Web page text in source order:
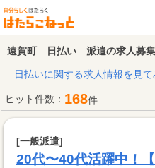
遠賀町 日払い 派遣の求人募集
日払いに関する求人情報を見て
ヒット件数： 168件
[一般派遣]
20代〜40代活躍中！